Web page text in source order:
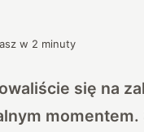
w 2 minuty
się na